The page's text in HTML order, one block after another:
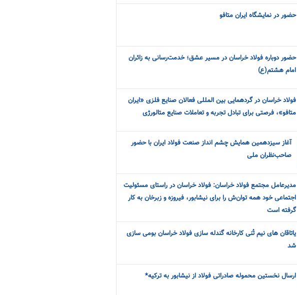
حضور در نمایشگاه ایران متافو
حضور دوباره فولاد خراسان در مسیر عشق؛ خدمت‌رسانی به زائران
امام هشتم(ع)
فولاد خراسان در گردهمایی بین المللی فعالان صنایع فلزی «ایران
متافو»، فرصتی برای تبادل تجربه و تعاملات صنایع متالورژی
آغاز سیزدهمین همایش چشم انداز صنعت فولاد ایران با حضور
صاحب‌نظران ملی
مدیرعامل مجتمع فولاد خراسان: فولاد خراسان در راستای مسئولیت
اجتماعی خود همه توان‌ش را برای نیشابور، فیروزه و زبرخان به کار
گرفته است
یاتاقان های نیم تُنی کارخانه گندله سازی فولاد خراسان بومی سازی
شد
ارسال نخستین محموله صادراتی فولاد از نیشابور به ترکیه*